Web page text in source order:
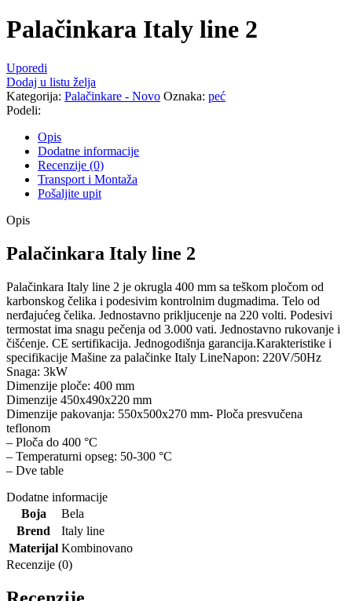
Palačinkara Italy line 2
Uporedi
Dodaj u listu želja
Kategorija: Palačinkare - Novo Oznaka: peć
Podeli:
Opis
Dodatne informacije
Recenzije (0)
Transport i Montaža
Pošaljite upit
Opis
Palačinkara Italy line 2
Palačinkara Italy line 2 je okrugla 400 mm sa teškom pločom od
karbonskog čelika i podesivim kontrolnim dugmadima. Telo od
nerđajućeg čelika. Jednostavno prikljucenje na 220 volti. Podesivi
termostat ima snagu pečenja od 3.000 vati. Jednostavno rukovanje i
čišćenje. CE sertifikacija. Jednogodišnja garancija.Karakteristike i
specifikacije Mašine za palačinke Italy LineNapon: 220V/50Hz
Snaga: 3kW
Dimenzije ploče: 400 mm
Dimenzije 450x490x220 mm
Dimenzije pakovanja: 550x500x270 mm- Ploča presvučena
teflonom
– Ploča do 400 °C
– Temperaturni opseg: 50-300 °C
– Dve table
Dodatne informacije
Boja
Bela
Brеnd
Italy line
Materijal Kombinovano
Recenzije (0)